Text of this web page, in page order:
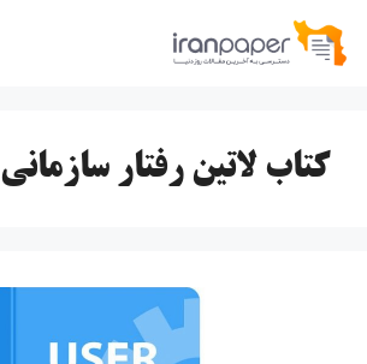
پرش
کتاب لاتین رفتار سازمانی